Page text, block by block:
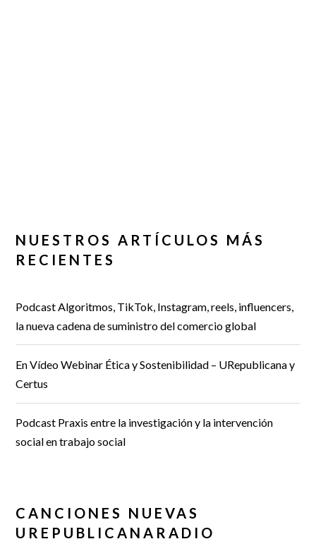
NUESTROS ARTÍCULOS MÁS
RECIENTES
Podcast Algoritmos, TikTok, Instagram, reels, influencers,
la nueva cadena de suministro del comercio global
En Vídeo Webinar Ética y Sostenibilidad – URepublicana y
Certus
Podcast Praxis entre la investigación y la intervención
social en trabajo social
CANCIONES NUEVAS
UREPUBLICANARADIO